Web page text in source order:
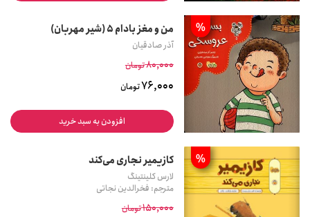
% من و مغز بادام 5 (شیر مهربان)
آذر صادقیان
80,000تومان
76,000تومان
افزودن به سبد خرید
% کازیمیر نجاری می‌کند
لارس کلینتینگ
مترجم: فخرالدین نجاتی
150,000تومان